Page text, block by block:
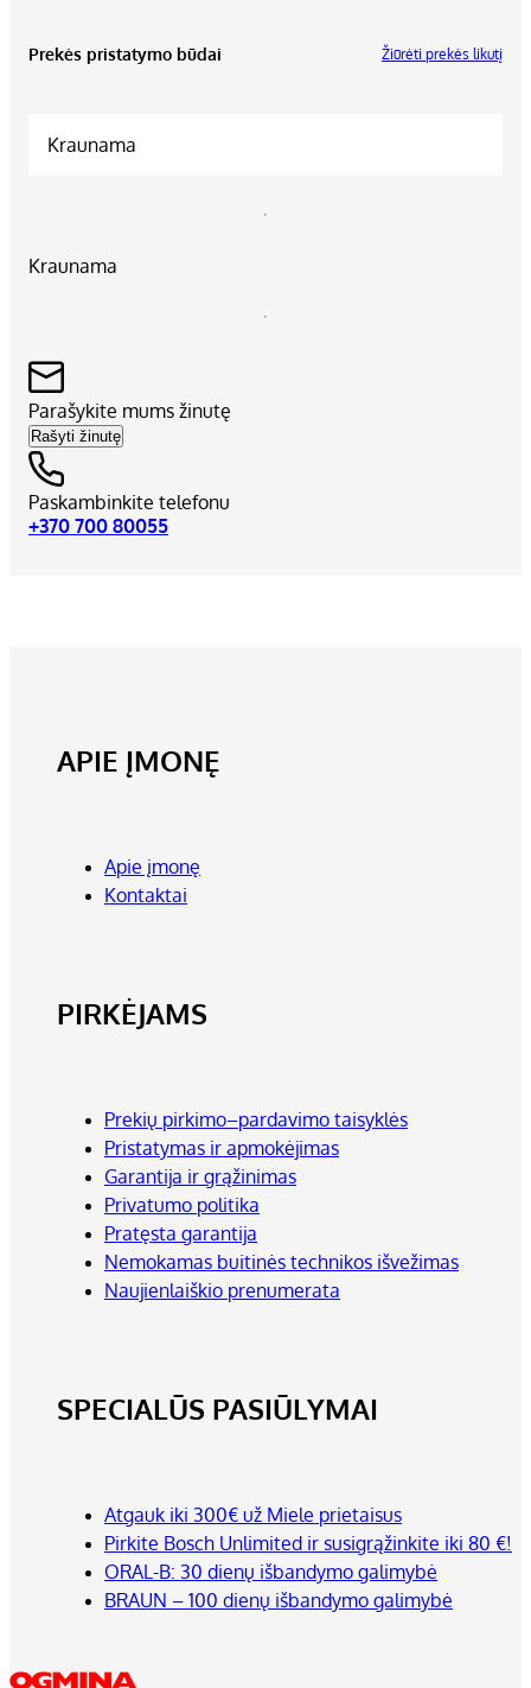
Prekės pristatymo būdai Žiūrėti prekės likutį
Kraunama
Kraunama
Parašykite mums žinutę
Rašyti žinutę
Paskambinkite telefonu
+370 700 80055
APIE ĮMONĘ
Apie įmonę
Kontaktai
PIRKĖJAMS
Prekių pirkimo–pardavimo taisyklės
Pristatymas ir apmokėjimas
Garantija ir grąžinimas
Privatumo politika
Pratęsta garantija
Nemokamas buitinės technikos išvežimas
Naujienlaiškio prenumerata
SPECIALŪS PASIŪLYMAI
Atgauk iki 300€ už Miele prietaisus
Pirkite Bosch Unlimited ir susigrąžinkite iki 80 €!
ORAL-B: 30 dienų išbandymo galimybė
BRAUN – 100 dienų išbandymo galimybė